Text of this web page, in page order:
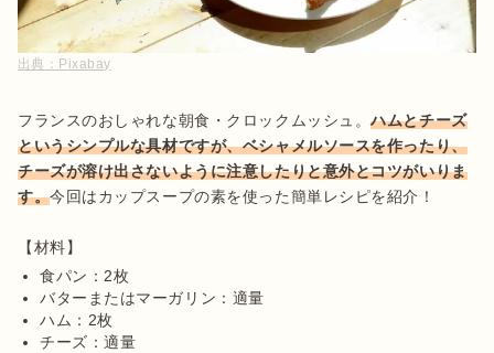
出典： Pixabay
フランスのおしゃれな朝食・クロックムッシュ。ハムとチーズ
というシンプルな具材ですが、ベシャメルソースを作ったり、
チーズが溶け出さないように注意したりと意外とコツがいりま
す。今回はカップスープの素を使った簡単レシピを紹介！
食パン：2枚
バターまたはマーガリン：適量
ハム：2枚
チーズ：適量